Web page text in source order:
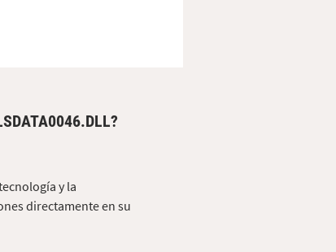
y la
directamente en su